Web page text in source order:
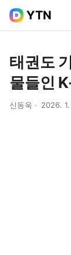
YTN
태권도
물들인
신동욱 2026.